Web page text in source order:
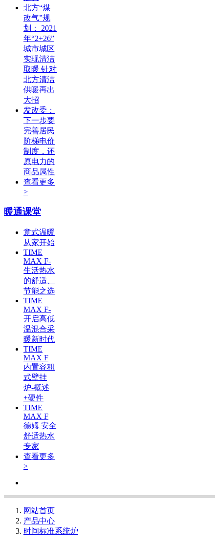
北方“煤
改气”规
划： 2021
年“2+26”
城市城区
实现清洁
取暖 针对
北方清洁
供暖再出
大招
发改委：
下一步要
完善居民
阶梯电价
制度，还
原电力的
商品属性
查看更多
>
暖通课堂
意式温暖
从家开始
TIME
MAX F-
生活热水
的舒适、
节能之选
TIME
MAX F-
开启高低
温混合采
暖新时代
TIME
MAX F
内置容积
式壁挂
炉-概述
+硬件
TIME
MAX F
德姆 安全
舒适热水
专家
查看更多
>
网站首页
产品中心
时间标准系统炉